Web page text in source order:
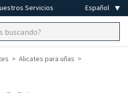
Servicios
Alicates para uñas